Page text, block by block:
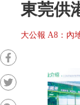
東莞供
大公報 A8：內